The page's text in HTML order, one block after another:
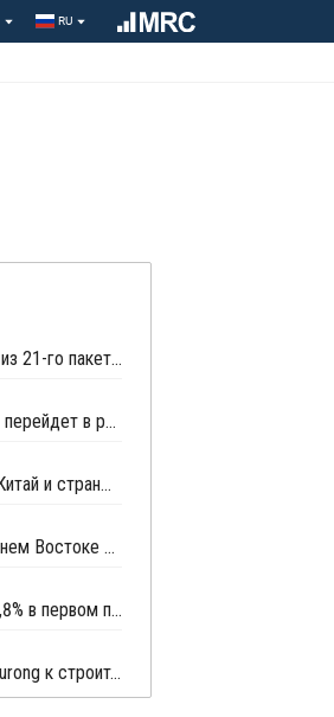
RU
Euroactiv узнал, что ЕК исключила из 21-го пакета санкций против России
Нефтехимический холдинг "Эктос" перейдет в российскую юрисдикцию
Доля экспорта российских СУГ в Китай и страны Центральной Азии выросла до 85%
Строитель терминала СУГ на Дальнем Востоке попал под процедуру банкротства
Экспорт СУГ из России упал на 21,8% в первом полугодии 2025 года из-за санкций ЕС
СИБУР может привлечь Surbana Jurong к строительству Амурского ГХК